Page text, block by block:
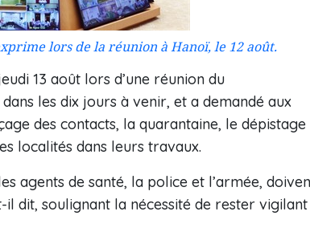
lors de la réunion à Hanoï, le 12 août.
13 août lors d’une réunion du
les dix jours à venir, et a demandé aux
des contacts, la quarantaine, le dépistage
localités dans leurs travaux.
agents de santé, la police et l’armée,
dit, soulignant la nécessité de rester vigilant